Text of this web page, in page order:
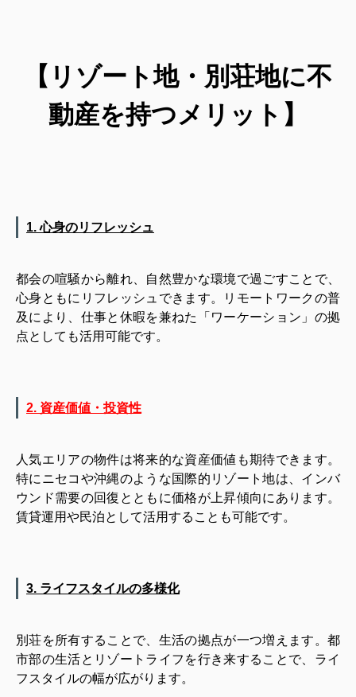
【リゾート地・別荘地に不
動産を持つメリット】
1. 心身のリフレッシュ
都会の喧騒から離れ、自然豊かな環境で過ごすことで、
心身ともにリフレッシュできます。リモートワークの普
及により、仕事と休暇を兼ねた「ワーケーション」の拠
点としても活用可能です。
2. 資産価値・投資性
人気エリアの物件は将来的な資産価値も期待できます。
特にニセコや沖縄のような国際的リゾート地は、インバ
ウンド需要の回復とともに価格が上昇傾向にあります。
賃貸運用や民泊として活用することも可能です。
3. ライフスタイルの多様化
別荘を所有することで、生活の拠点が一つ増えます。都
市部の生活とリゾートライフを行き来することで、ライ
フスタイルの幅が広がります。